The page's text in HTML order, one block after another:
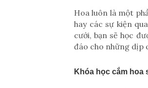
Hoa luôn là một
hay các sự kiện
cưới, bạn sẽ học
đáo cho những dịp
Khóa học cắm hoa